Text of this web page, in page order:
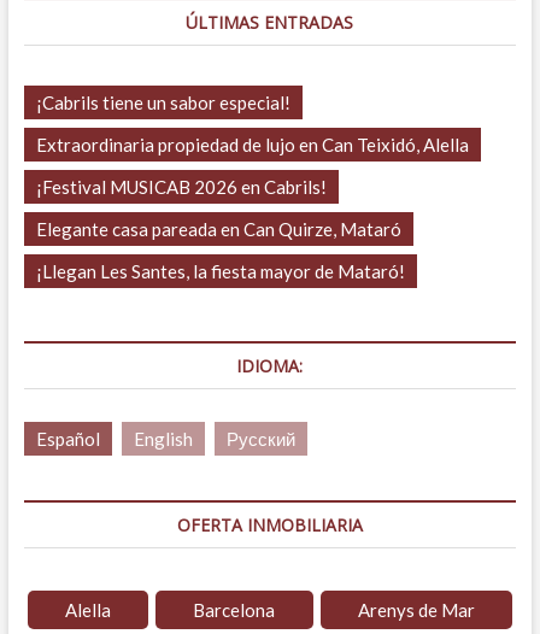
ÚLTIMAS ENTRADAS
¡Cabrils tiene un sabor especial!
Extraordinaria propiedad de lujo en Can Teixidó, Alella
¡Festival MUSICAB 2026 en Cabrils!
Elegante casa pareada en Can Quirze, Mataró
¡Llegan Les Santes, la fiesta mayor de Mataró!
IDIOMA:
Español English Русский
OFERTA INMOBILIARIA
Alella Barcelona Arenys de Mar